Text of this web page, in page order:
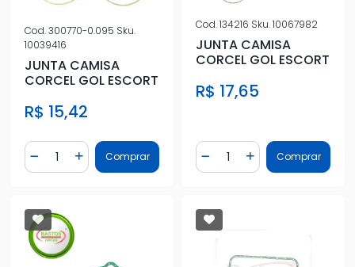
Cod.300770-0.095 Sku.
10039416
JUNTA CAMISA
CORCEL GOL ESCORT
R$ 15,42
Diminuir Quantidade
Quantidade
Adicionar Quantidade
Comprar
Cod.134216 Sku.10067982
JUNTA CAMISA
CORCEL GOL ESCORT
R$ 17,65
Diminuir Quantidade
Quantidade
AdicionarComprar